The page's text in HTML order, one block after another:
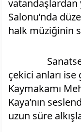
Salonu’nda
halk müziğinin
çekici anları
Kaymakamı
Kaya’nın
uzun süre